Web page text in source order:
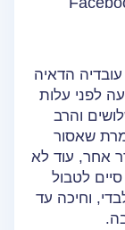
הדאיה
לפני עלות
והרב
שאסור
אחר, עוד לא
לטבול
וחיכה עד